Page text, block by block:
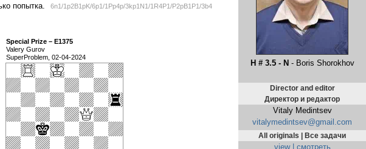
попытка.
6n1/1p2B1pK/6p1/1Pp4p/3kp1N1/1R4P1/P2pB1P1/3b4
Special Prize – E1375
Valery Gurov
SuperProblem, 02-04-2024
H # 3.5 - N - Boris Shorokhov
Director and editor
Директор и редактор
Vitaly Medintsev
vitalymedintsev@gmail.com
All originals | Все задачи
view | смотреть